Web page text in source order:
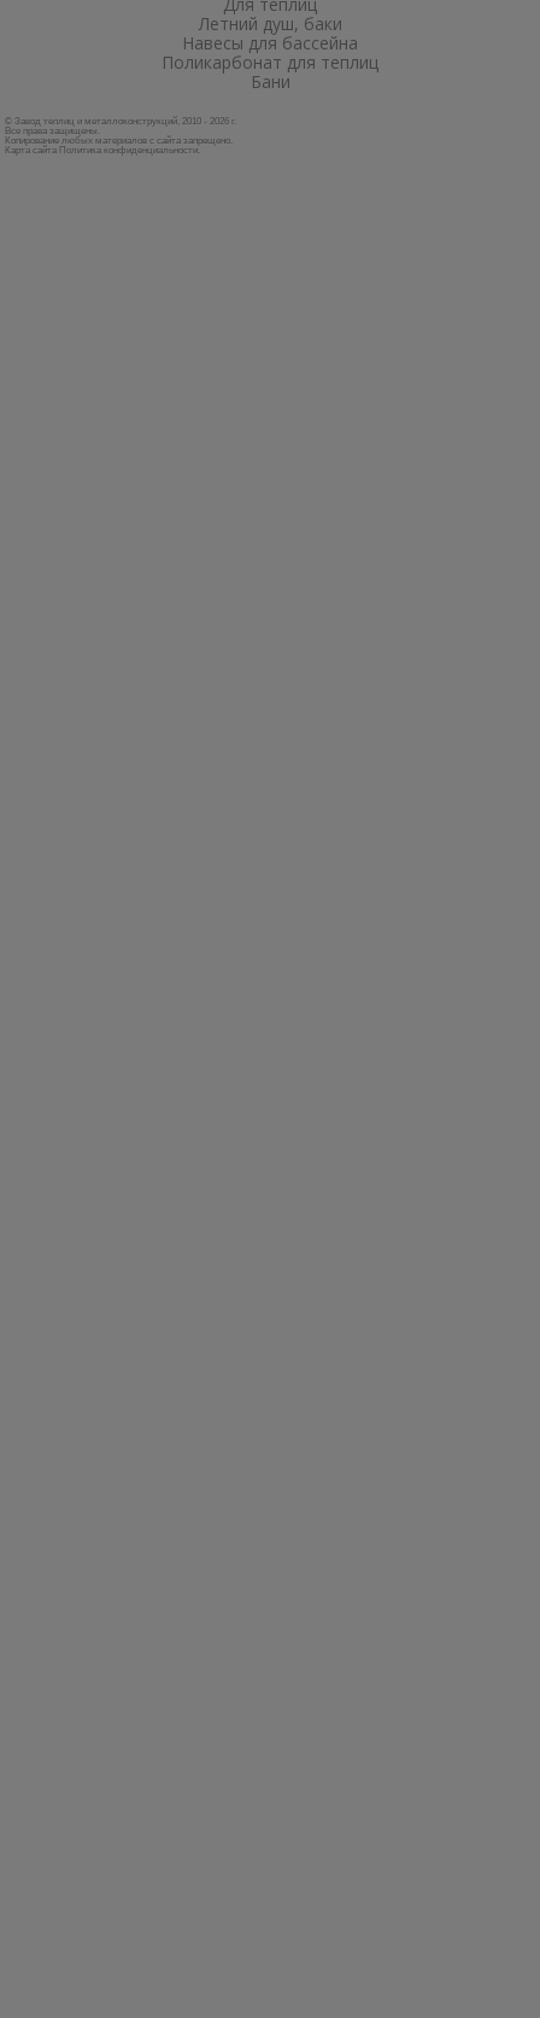
Летний душ, баки
Навесы для бассейна
Поликарбонат для теплиц
Бани
© Завод теплиц и металлоконструкций, 2010 - 2026 г.
Все права защищены.
Копирование любых материалов с сайта запрещено.
Карта сайта Политика конфиденциальности.